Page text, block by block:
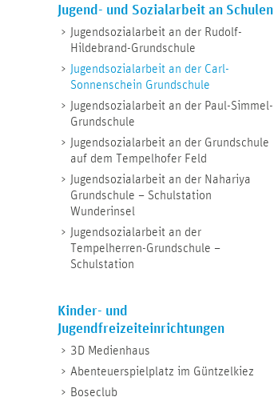
Jugend- und Sozialarbeit an Schulen
Jugendsozialarbeit an der Rudolf-
Hildebrand-Grundschule
Jugendsozialarbeit an der Carl-
Sonnenschein Grundschule
Jugendsozialarbeit an der Paul-Simmel-
Grundschule
Jugendsozialarbeit an der Grundschule
auf dem Tempelhofer Feld
Jugendsozialarbeit an der Nahariya
Grundschule – Schulstation
Wunderinsel
Jugendsozialarbeit an der
Tempelherren-Grundschule –
Schulstation
Kinder- und
Jugendfreizeiteinrichtungen
3D Medienhaus
Abenteuerspielplatz im Güntzelkiez
Boseclub